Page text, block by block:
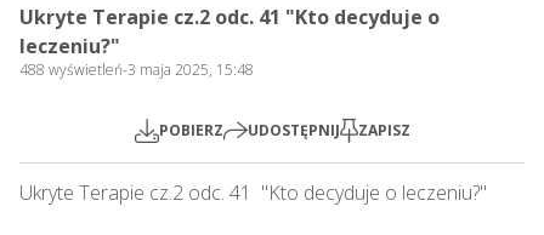
Play
Ukryte Terapie cz.2 odc. 41 "Kto decyduje o
leczeniu?"
488 wyświetleń-3 maja 2025, 15:48
POBIERZ UDOSTĘPNIJ ZAPISZ
Ukryte Terapie cz.2 odc. 41  "Kto decyduje o leczeniu?"